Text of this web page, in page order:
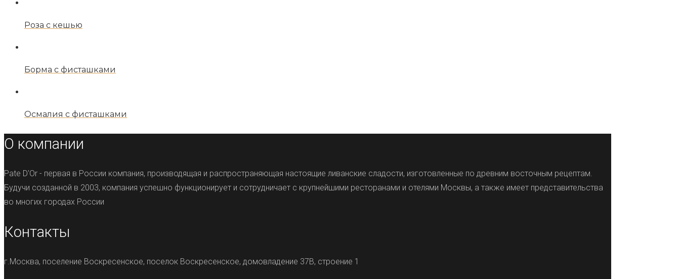
Роза с кешью
Борма с фисташками
Осмалия с фисташками
О компании
Pate D'Or - первая в России компания, производящая и распространяющая настоящие ливанские сладости, изготовленные по древним восточным рецептам.
Будучи созданной в 2003, компания успешно функционирует и сотрудничает с крупнейшими ресторанами и отелями Москвы, а также имеет представительства
во многих городах России
Контакты
г.Москва, поселение Воскресенское, поселок Воскресенское, домовладение 37В, строение 1